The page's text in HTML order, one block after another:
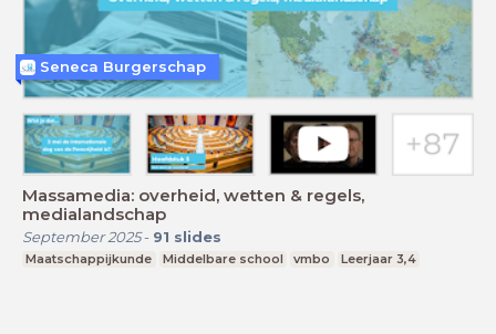
Massamedia: overheid, wetten & regels,
medialandschap
September 2025- 91 slides
Maatschappijkunde Middelbare school vmbo Leerjaar 3,4
Seneca Burgerschap